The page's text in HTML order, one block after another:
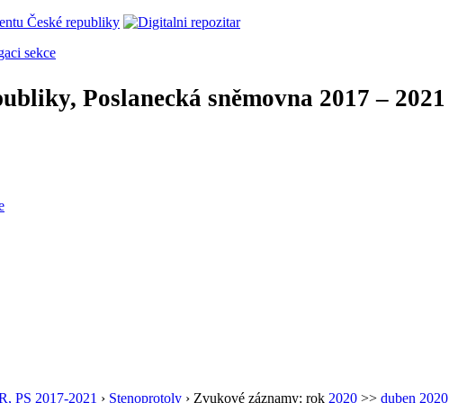
sekce
Poslanecká sněmovna 2017 – 2021
PS 2017-2021 › Stenoprotoly › Zvukové záznamy: rok 2020 >> duben 2020